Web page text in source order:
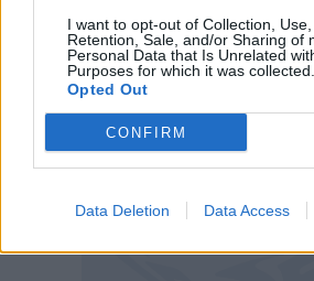
I want to opt-out of Collection, Use,
Retention, Sale, and/or Sharing of
Personal Data that Is Unrelated
Purposes for which it was collected.
Opted Out
CONFIRM
Data Deletion Data Access
Genoa, Blessin protesta in